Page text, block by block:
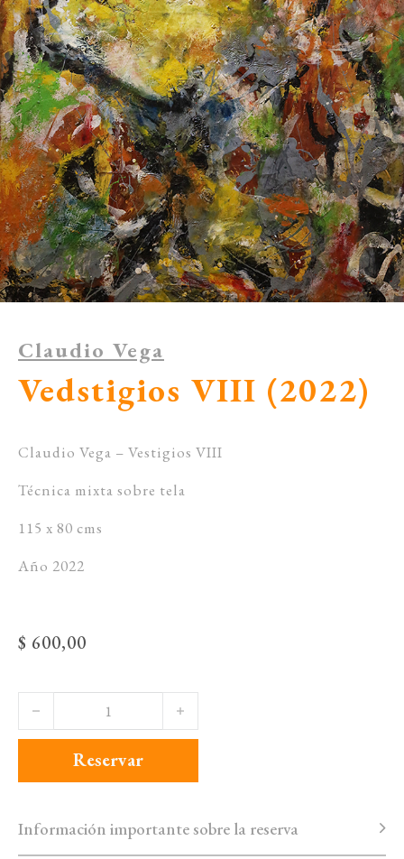
Claudio Vega
Vedstigios VIII (2022)
Claudio Vega – Vestigios VIII
Técnica mixta sobre tela
115 x 80 cms
Año 2022
$ 600,00
Vedstigios VIII (2022) cantidad
Reservar
Información importante sobre la reserva